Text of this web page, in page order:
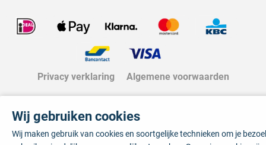
Privacy verklaring Algemene voorwaarden
Wij gebruiken cookies
Wij maken gebruik van cookies en soortgelijke technieken om je